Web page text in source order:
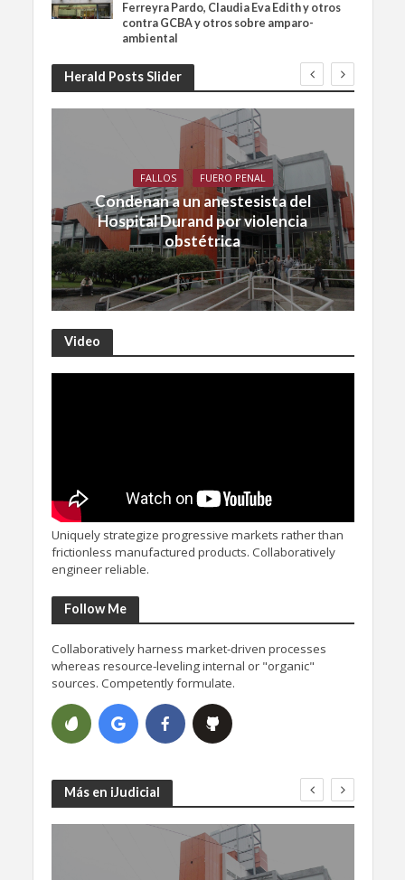
Ferreyra Pardo, Claudia Eva Edith y otros
contra GCBA y otros sobre amparo-
ambiental
Herald Posts Slider
FALLOS FUERO PENAL
Condenan a un anestesista del
Hospital Durand por violencia
obstétrica
Video
Uniquely strategize progressive markets rather than
frictionless manufactured products. Collaboratively
engineer reliable.
Follow Me
Collaboratively harness market-driven processes
whereas resource-leveling internal or "organic"
sources. Competently formulate.
Más en iJudicial